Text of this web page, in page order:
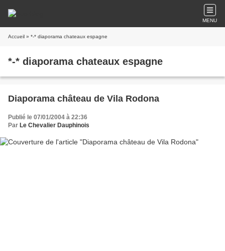
MENU
Accueil » *-* diaporama chateaux espagne
*-* diaporama chateaux espagne
Diaporama château de Vila Rodona
Publié le 07/01/2004 à 22:36
Par Le Chevalier Dauphinois